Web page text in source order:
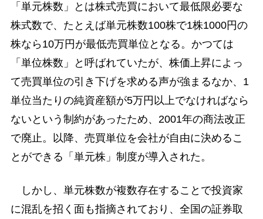
「単元株数」とは株式売買において最低限必要な
株式数で、たとえば単元株数100株で1株1000円の
株なら10万円が最低売買単位となる。かつては
「単位株数」と呼ばれていたが、株価上昇によっ
て売買単位の引き下げを求める声が強まるなか、1
単位当たりの純資産額が5万円以上でなければなら
ないという制約があったため、2001年の商法改正
で廃止。以降、売買単位を会社が自由に決めるこ
とができる「単元株」制度が導入された。
しかし、単元株数が複数存在することで投資家
に混乱を招く面も指摘されており、全国の証券取